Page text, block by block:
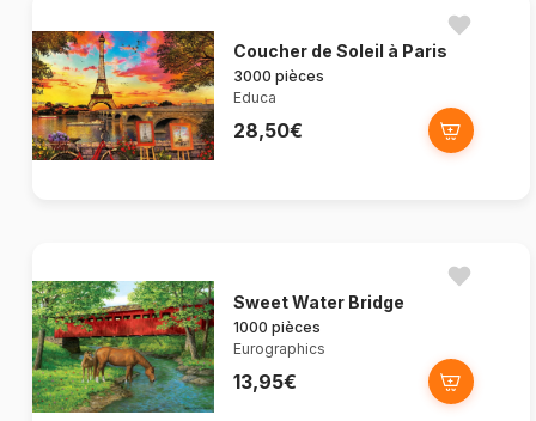
Coucher de Soleil à Paris
3000 pièces
Educa
28,50€
Sweet Water Bridge
1000 pièces
Eurographics
13,95€